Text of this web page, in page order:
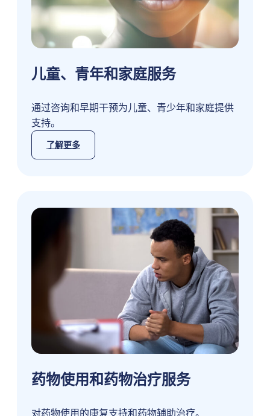
儿童、青年和家庭服务
通过咨询和早期干预为儿童、青少年和家庭提供
支持。
了解更多
药物使用和药物治疗服务
对药物使用的康复支持和药物辅助治疗。